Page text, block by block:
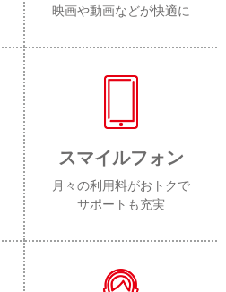
映画や動画などが快適に
スマイルフォン
月々の利用料がおトクで
サポートも充実